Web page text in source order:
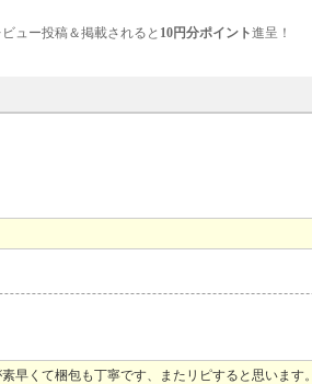
ュー投稿＆掲載されると 10円分ポイント進呈！
早くて梱包も丁寧です、またリピすると思います。